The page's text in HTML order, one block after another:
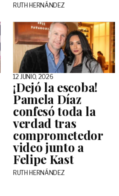
RUTH HERNÁNDEZ
12 JUNIO, 2026
¡Dejó la escoba!
Pamela Díaz
confesó toda la
verdad tras
comprometedor
video junto a
Felipe Kast
RUTH HERNÁNDEZ